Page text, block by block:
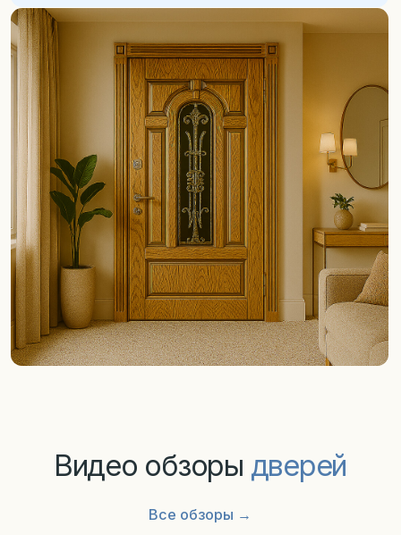
[ 6 ]
[ 5 ]
[ 4 ] Изготовление
Установка
Окончание работ
Завершаем работу подписанием документов
о приёме работ, а также наводим порядок после
монтажа
В установленный срок доставляем вашу дверь
и производим профессиональный монтаж
Мы изготавливаем дверь, устанавливаем
необходимые комплектующие. Мониторим
каждый этап на производстве
Отзывынаших клиентов